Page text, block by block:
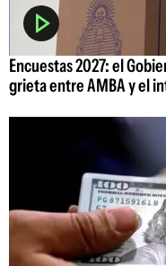
Encuestas 2027: el
grieta entre AMBA y el